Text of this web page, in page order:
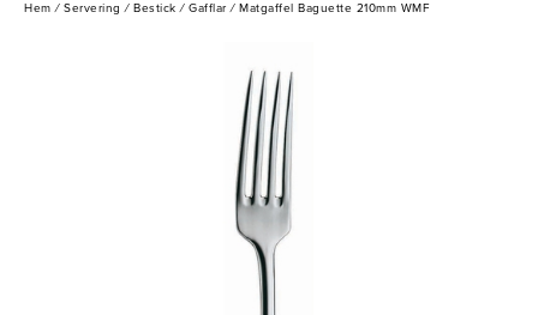
Hem / Servering / Bestick / Gafflar / Matgaffel Baguette 210mm WMF